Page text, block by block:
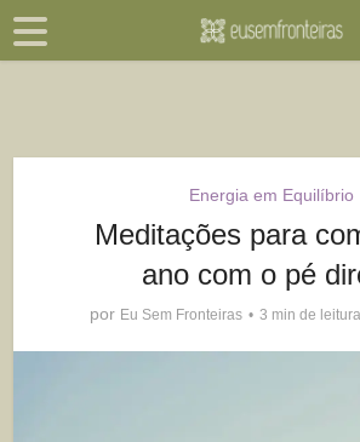
Energia em Equilíbrio
Meditações para
ano com o pé
por Eu Sem Fronteiras 3 min de leitura